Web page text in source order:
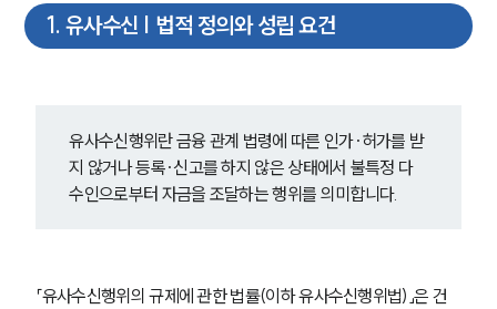
1 . 유사수신 | 법적 정의와 성립 요건
유사수신행위란 금융 관계 법령에 따른 인가·허가를 받
지 않거나 등록·신고를 하지 않은 상태에서 불특정 다
수인으로부터 자금을 조달하는 행위를 의미합니다.
「유사수신행위의 규제에 관한 법률(이하 유사수신행위법)」은 건